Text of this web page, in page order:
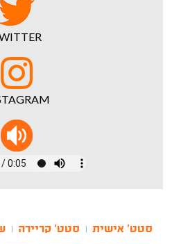
סטט' אישית סטט' קריירה